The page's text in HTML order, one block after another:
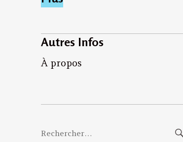
Autres Infos
À propos
Rechercher :